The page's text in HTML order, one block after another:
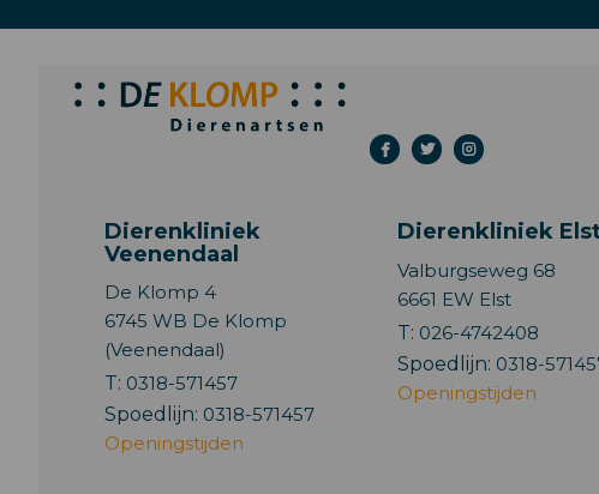
Dierenkliniek
Veenendaal
De Klomp 4
6745 WB De Klomp
(Veenendaal)
T: 0318-571457
Spoedlijn: 0318-571457
Openingstijden
Dierenkliniek
Valburgseweg 68
6661 EW Elst
T: 026-4742408
Spoedlijn: 0318-
Openingstijden